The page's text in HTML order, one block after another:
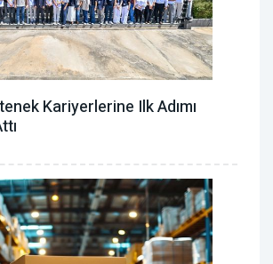
Kariyerlerine Ilk Adımı